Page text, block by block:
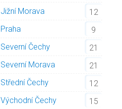
Jižní Morava
12
Praha
9
Severní Čechy
21
Severní Morava
21
Střední Čechy
12
Východní Čechy
15